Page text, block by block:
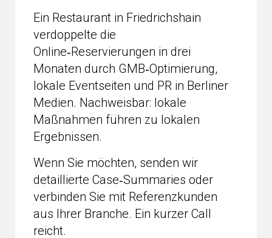
Ein Restaurant in Friedrichshain
verdoppelte die
Online‑Reservierungen in drei
Monaten durch GMB‑Optimierung,
lokale Eventseiten und PR in Berliner
Medien. Nachweisbar: lokale
Maßnahmen führen zu lokalen
Ergebnissen.
Wenn Sie möchten, senden wir
detaillierte Case‑Summaries oder
verbinden Sie mit Referenzkunden
aus Ihrer Branche. Ein kurzer Call
reicht.